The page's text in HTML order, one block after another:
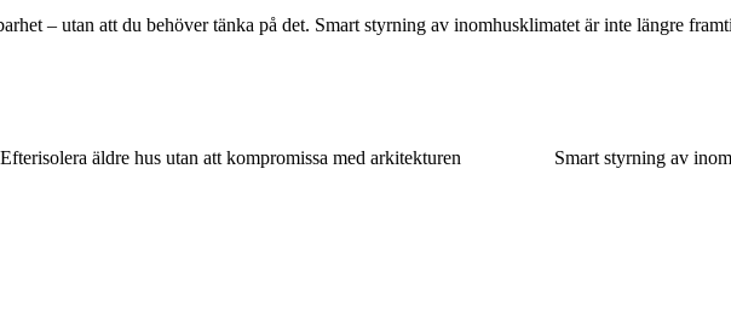
– utan att du behöver tänka på det. Smart styrning av inomhusklimatet är inte längre
Efterisolera äldre hus utan att kompromissa med arkitekturen Smart styrning av